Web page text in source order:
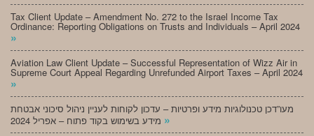
Tax Client Update – Amendment No. 272 to the Israel Income Tax
Ordinance: Reporting Obligations on Trusts and Individuals – April 2024
»
Aviation Law Client Update – Successful Representation of Wizz Air in
Supreme Court Appeal Regarding Unrefunded Airport Taxes – April 2024
»
מעו”דכן טכנולוגיות מידע ופרטיות – עדכון לקוחות לעניין ניהול סיכוני אבטחת
»